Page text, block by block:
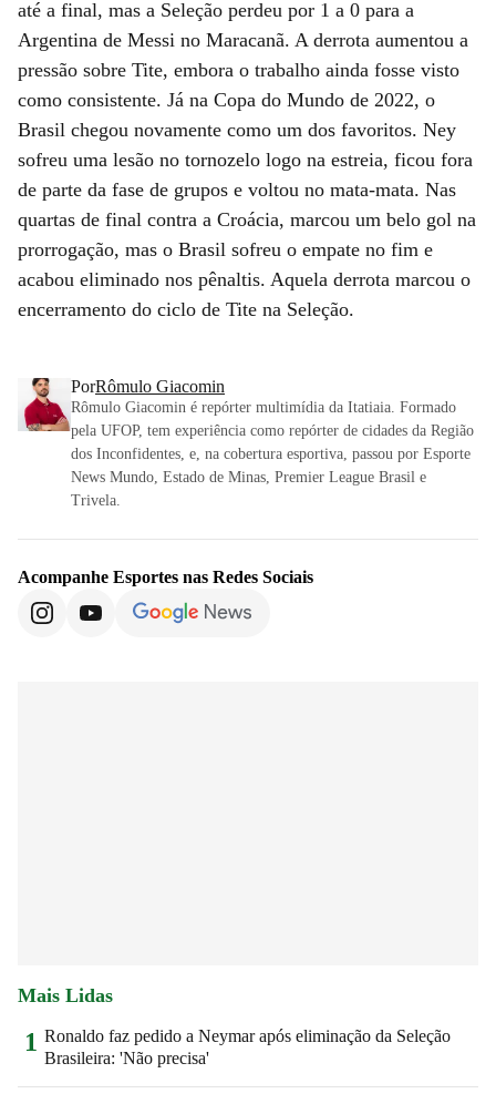
até a final, mas a Seleção perdeu por 1 a 0 para a
Argentina de Messi no Maracanã. A derrota aumentou a
pressão sobre Tite, embora o trabalho ainda fosse visto
como consistente. Já na Copa do Mundo de 2022, o
Brasil chegou novamente como um dos favoritos. Ney
sofreu uma lesão no tornozelo logo na estreia, ficou fora
de parte da fase de grupos e voltou no mata-mata. Nas
quartas de final contra a Croácia, marcou um belo gol na
prorrogação, mas o Brasil sofreu o empate no fim e
acabou eliminado nos pênaltis. Aquela derrota marcou o
encerramento do ciclo de Tite na Seleção.
PorRômulo Giacomin
Rômulo Giacomin é repórter multimídia da Itatiaia. Formado
pela UFOP, tem experiência como repórter de cidades da Região
dos Inconfidentes, e, na cobertura esportiva, passou por Esporte
News Mundo, Estado de Minas, Premier League Brasil e
Trivela.
Acompanhe Esportes nas Redes Sociais
Mais Lidas
1 Ronaldo faz pedido a Neymar após eliminação da Seleção
Brasileira: 'Não precisa'